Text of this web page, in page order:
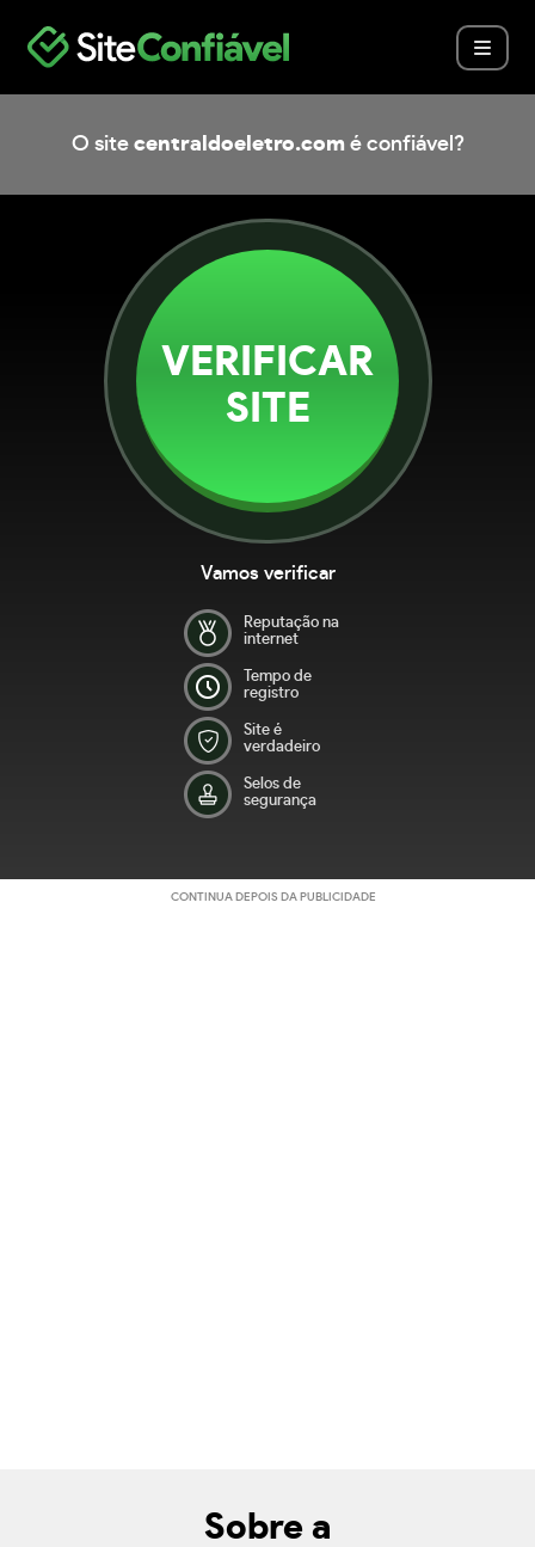
O site centraldoeletro.com é confiável?
VERIFICAR
SITE
Vamos verificar
Reputação na
internet
Tempo de
registro
Site é
verdadeiro
Selos de
segurança
CONTINUA DEPOIS DA PUBLICIDADE
Sobre a